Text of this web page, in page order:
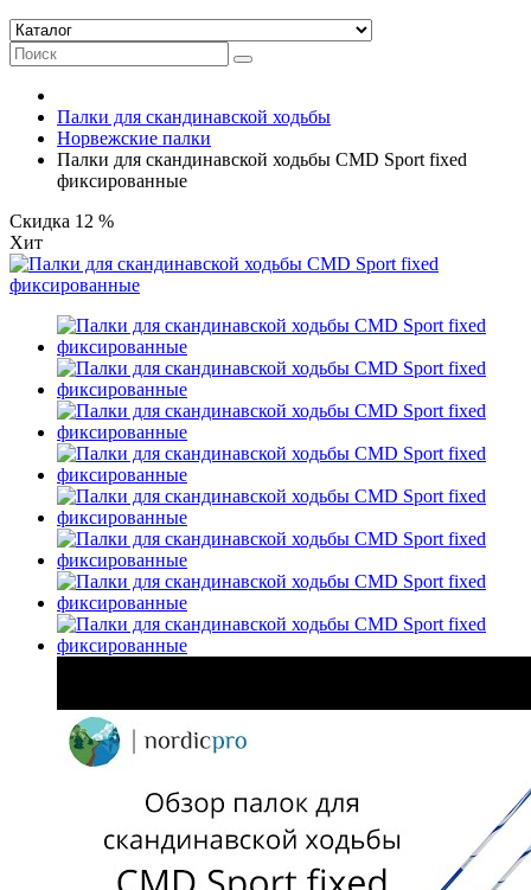
Палки для скандинавской ходьбы
Норвежские палки
Палки для скандинавской ходьбы CMD Sport fixed
фиксированные
Скидка 12 %
Хит